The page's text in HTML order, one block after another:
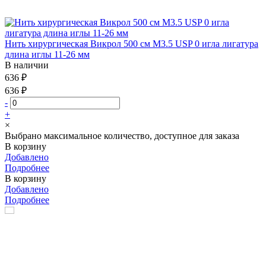
Нить хирургическая Викрол 500 см М3.5 USP 0 игла лигатура
длина иглы 11-26 мм
В наличии
636 ₽
636 ₽
-
+
×
Выбрано максимальное количество, доступное для заказа
В корзину
Добавлено
Подробнее
В корзину
Добавлено
Подробнее